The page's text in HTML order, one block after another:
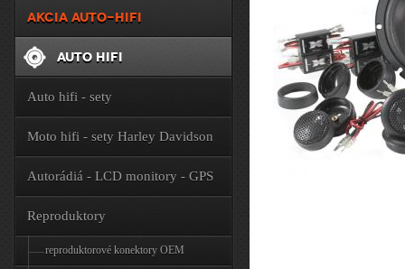
AKCIA AUTO-HIFI
AUTO HIFI
Auto hifi - sety
Moto hifi - sety Harley Davidson
Autorádiá - LCD monitory - GPS
Reproduktory
reproduktorové konektory OEM